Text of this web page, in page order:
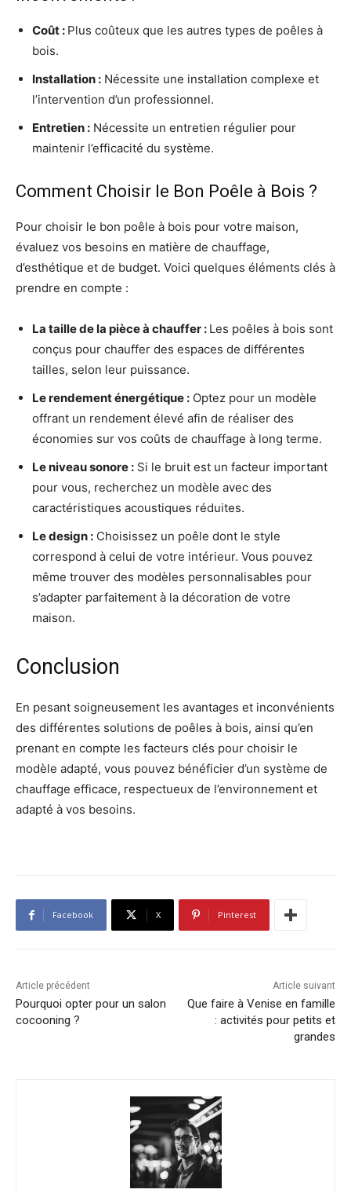
Coût : Plus coûteux que les autres types de poêles à
bois.
Installation : Nécessite une installation complexe et
l’intervention d’un professionnel.
Entretien : Nécessite un entretien régulier pour
maintenir l’efficacité du système.
Comment Choisir le Bon Poêle à Bois ?
Pour choisir le bon poêle à bois pour votre maison,
évaluez vos besoins en matière de chauffage,
d’esthétique et de budget. Voici quelques éléments clés à
prendre en compte :
La taille de la pièce à chauffer : Les poêles à bois sont
conçus pour chauffer des espaces de différentes
tailles, selon leur puissance.
Le rendement énergétique : Optez pour un modèle
offrant un rendement élevé afin de réaliser des
économies sur vos coûts de chauffage à long terme.
Le niveau sonore : Si le bruit est un facteur important
pour vous, recherchez un modèle avec des
caractéristiques acoustiques réduites.
Le design : Choisissez un poêle dont le style
correspond à celui de votre intérieur. Vous pouvez
même trouver des modèles personnalisables pour
s’adapter parfaitement à la décoration de votre
maison.
Conclusion
En pesant soigneusement les avantages et inconvénients
des différentes solutions de poêles à bois, ainsi qu’en
prenant en compte les facteurs clés pour choisir le
modèle adapté, vous pouvez bénéficier d’un système de
chauffage efficace, respectueux de l’environnement et
adapté à vos besoins.
Facebook X Pinterest
Article précédent
Pourquoi opter pour un salon
cocooning ?
Article suivant
Que faire à Venise en famille
: activités pour petits et
grandes